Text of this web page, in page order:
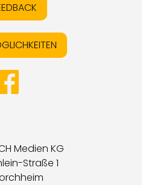
Medien KG
Straße 1